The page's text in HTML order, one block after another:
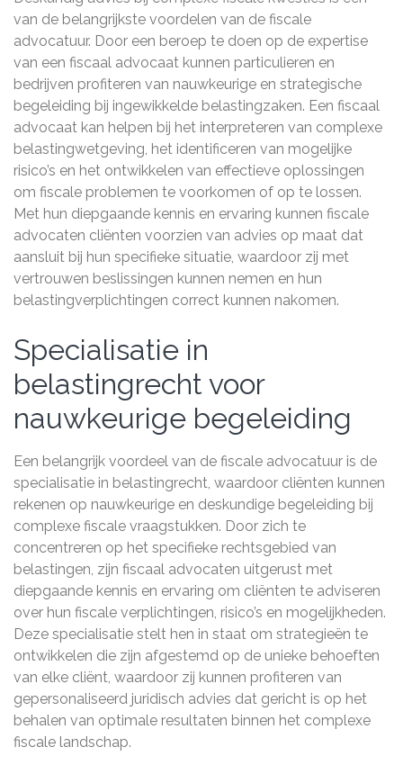
van de belangrijkste voordelen van de fiscale
advocatuur. Door een beroep te doen op de expertise
van een fiscaal advocaat kunnen particulieren en
bedrijven profiteren van nauwkeurige en strategische
begeleiding bij ingewikkelde belastingzaken. Een fiscaal
advocaat kan helpen bij het interpreteren van complexe
belastingwetgeving, het identificeren van mogelijke
risico’s en het ontwikkelen van effectieve oplossingen
om fiscale problemen te voorkomen of op te lossen.
Met hun diepgaande kennis en ervaring kunnen fiscale
advocaten cliënten voorzien van advies op maat dat
aansluit bij hun specifieke situatie, waardoor zij met
vertrouwen beslissingen kunnen nemen en hun
belastingverplichtingen correct kunnen nakomen.
Specialisatie in
belastingrecht voor
nauwkeurige begeleiding
Een belangrijk voordeel van de fiscale advocatuur is de
specialisatie in belastingrecht, waardoor cliënten kunnen
rekenen op nauwkeurige en deskundige begeleiding bij
complexe fiscale vraagstukken. Door zich te
concentreren op het specifieke rechtsgebied van
belastingen, zijn fiscaal advocaten uitgerust met
diepgaande kennis en ervaring om cliënten te adviseren
over hun fiscale verplichtingen, risico’s en mogelijkheden.
Deze specialisatie stelt hen in staat om strategieën te
ontwikkelen die zijn afgestemd op de unieke behoeften
van elke cliënt, waardoor zij kunnen profiteren van
gepersonaliseerd juridisch advies dat gericht is op het
behalen van optimale resultaten binnen het complexe
fiscale landschap.